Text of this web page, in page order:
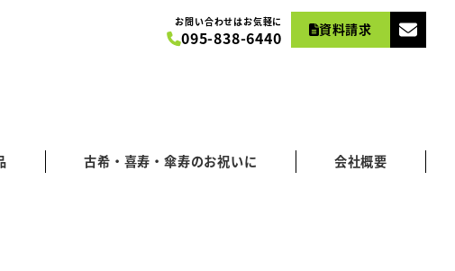
お問い合わせはお気軽に
095-838-6440 資料請求
古希・喜寿・傘寿のお祝いに 会社概要